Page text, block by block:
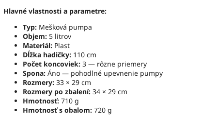
Hlavné vlastnosti a parametre:
Typ: Mešková pumpa
Objem: 5 litrov
Materiál: Plast
Dĺžka hadičky: 110 cm
Počet koncoviek: 3 — rôzne priemery
Spona: Áno — pohodlné upevnenie pumpy
Rozmery: 33 × 29 cm
Rozmery po zbalení: 34 × 29 cm
Hmotnosť: 710 g
Hmotnosť s obalom: 720 g